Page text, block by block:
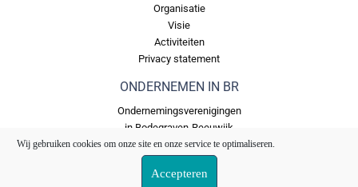
Wij gebruiken cookies om onze site en onze service te optimaliseren.
Accepteren
Organisatie
Visie
Activiteiten
Privacy statement
ONDERNEMEN IN BR
Ondernemingsverenigingen
in Bodegraven-Reeuwijk
Bedrijventerreinen in
Bodegraven Reeuwijk
Ons Fonds